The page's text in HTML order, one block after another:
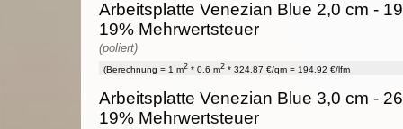
Arbeitsplatte Venezian Blue 2,0 cm -
19% Mehrwertsteuer
(poliert)
(Berechnung = 1 m2 * 0.6 m2 * 324.87 €/qm = 194.92 €/lfm
Arbeitsplatte Venezian Blue 3,0 cm -
19% Mehrwertsteuer